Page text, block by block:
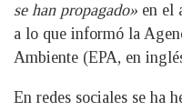
se han propagado» en el
a lo que informó la
Ambiente (EPA, en
En redes sociales se ha